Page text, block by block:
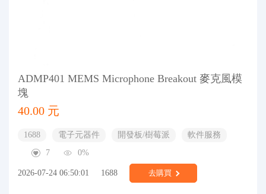
ADMP401 MEMS Microphone Breakout 麥克風模
塊
40.00 元
1688 電子元器件 開發板/樹莓派
軟件服務
7
0%
2026-07-24 06:50:01 1688 去購買